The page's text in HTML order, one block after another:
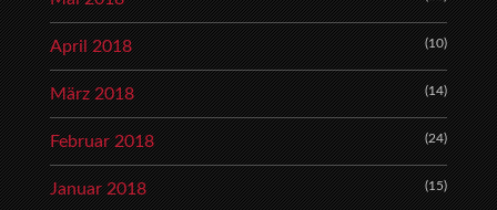
April 2018 (10)
März 2018 (14)
Februar 2018 (24)
Januar 2018 (15)